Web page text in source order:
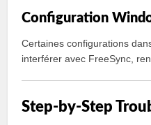
Configuration
Certaines configurations
interférer avec FreeSync,
Step-by-Step